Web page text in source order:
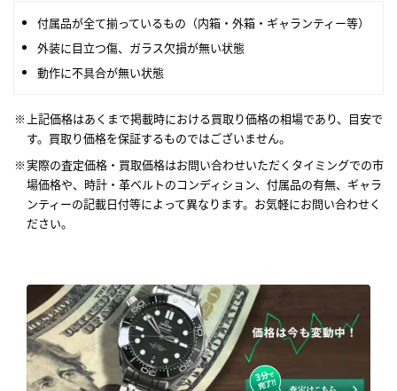
付属品が全て揃っているもの（内箱・外箱・ギャランティー等）
外装に目立つ傷、ガラス欠損が無い状態
動作に不具合が無い状態
上記価格はあくまで掲載時における買取り価格の相場であり、目安で
す。買取り価格を保証するものではございません。
実際の査定価格・買取価格はお問い合わせいただくタイミングでの市
場価格や、時計・革ベルトのコンディション、付属品の有無、ギャラ
ンティーの記載日付等によって異なります。お気軽にお問い合わせく
ださい。